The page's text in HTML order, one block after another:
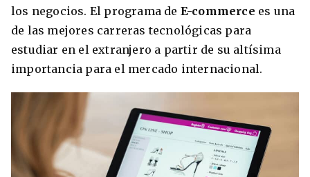
los negocios. El programa de E-commerce es una
de las mejores carreras tecnológicas para
estudiar en el extranjero a partir de su altísima
importancia para el mercado internacional.